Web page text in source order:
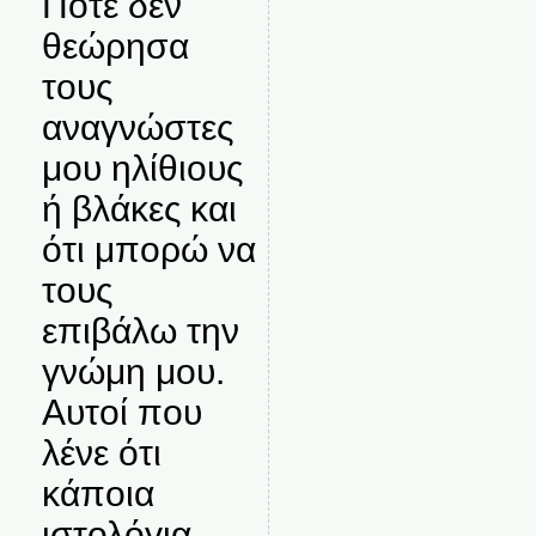
θεώρησα
τους
αναγνώστες
μου ηλίθιους
ή βλάκες και
ότι μπορώ να
τους
επιβάλω την
γνώμη μου.
Αυτοί που
λένε ότι
κάποια